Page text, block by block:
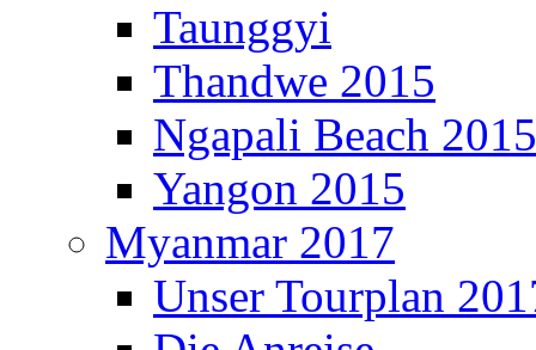
Taunggyi
Thandwe 2015
Ngapali Beach 2015
Yangon 2015
Myanmar 2017
Unser Tourplan